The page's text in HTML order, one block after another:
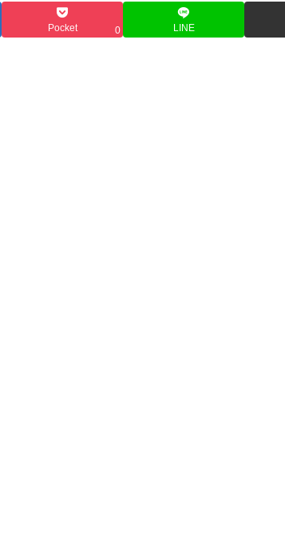
Pocket 0 LINE